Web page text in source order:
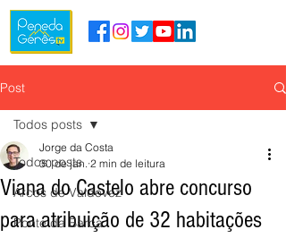
Post
Todos posts
Arcos de Valdevez
Ponte da Barca
Todos posts
Viana do Castelo abre concurso
para atribuição de 32 habitações
Jorge da Costa
30 de jan. 2 min de leitura